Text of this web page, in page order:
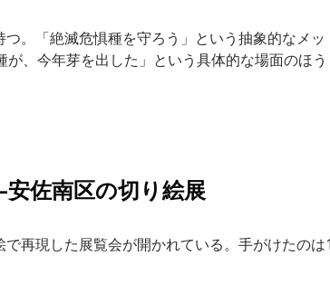
。「絶滅危惧種を守ろう」という抽象的なメッ
、今年芽を出した」という具体的な場面のほう
佐南区の切り絵展
再現した展覧会が開かれている。手がけたのは